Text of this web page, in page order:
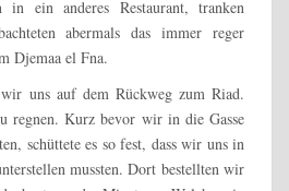
ein anderes Restaurant, tranken
abermals das immer reger
Djemaa el Fna.
uns auf dem Rückweg zum Riad.
regnen. Kurz bevor wir in die Gasse
schüttete es so fest, dass wir uns in
mussten. Dort bestellten wir